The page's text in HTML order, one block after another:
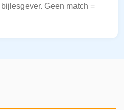
Geen match =